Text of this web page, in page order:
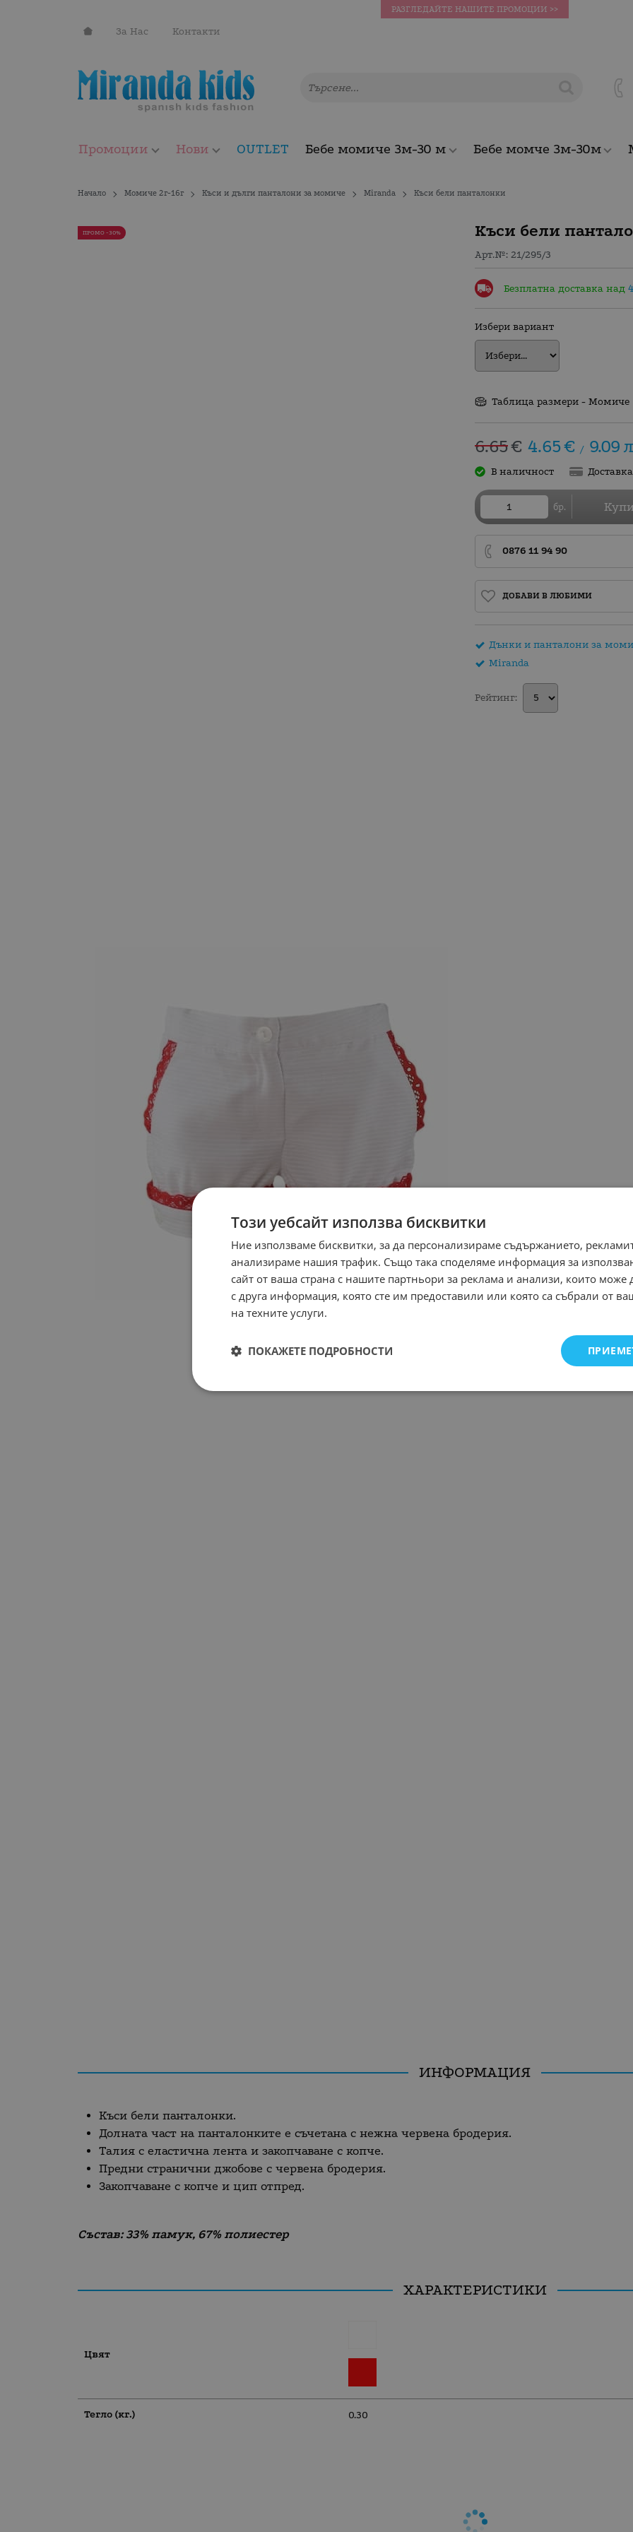
РАЗГЛЕДАЙТЕ НАШИТЕ ПРОМОЦИИ >>
За Нас Контакти
Промоции Нови OUTLET Бебе момиче 3м-30 м Бебе момче 3м-30м
Начало Момиче 2г-16г Къси и дълги панталони за момиче Miranda Къси бели панталонки
Къси бели
Арт.№: 21/295/3
ПРОМО -30%
Безплатна доставка над
Избери вариант
Таблица размери - Момиче
6.65€ 4.65€ / 9.09
В наличност
бр.
0876 11 94 90
ДОБАВИ В ЛЮБИМИ
Дънки и панталони за
Miranda
Рейтинг:
ИНФОРМАЦИЯ
Къси бели панталонки.
Долната част на панталонките е съчетана с нежна червена бродерия.
Талия с еластична лента и закопчаване с копче.
Предни странични джобове с червена бродерия.
Закопчаване с копче и цип отпред.
Състав: 33% памук, 67% полиестер
ХАРАКТЕРИСТИКИ
Цвят
Тегло (кг.) 0.30
Този уебсайт използва бисквитки
Ние използваме бисквитки, за да персонализираме съдържанието,
анализираме нашия трафик. Също така споделяме информация за
сайт от ваша страна с нашите партньори за реклама и анализи, които може
с друга информация, която сте им предоставили или която са събрали от
на техните услуги.
ПОКАЖЕТЕ ПОДРОБНОСТИ